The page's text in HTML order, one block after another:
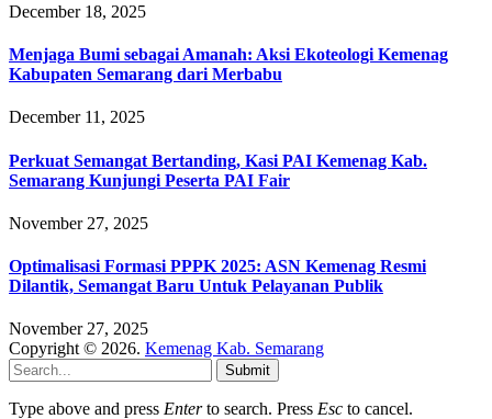
December 18, 2025
Menjaga Bumi sebagai Amanah: Aksi Ekoteologi Kemenag
Kabupaten Semarang dari Merbabu
December 11, 2025
Perkuat Semangat Bertanding, Kasi PAI Kemenag Kab.
Semarang Kunjungi Peserta PAI Fair
November 27, 2025
Optimalisasi Formasi PPPK 2025: ASN Kemenag Resmi
Dilantik, Semangat Baru Untuk Pelayanan Publik
November 27, 2025
Copyright © 2026. Kemenag Kab. Semarang
Submit
Type above and press Enterto search. Press Esc to cancel.